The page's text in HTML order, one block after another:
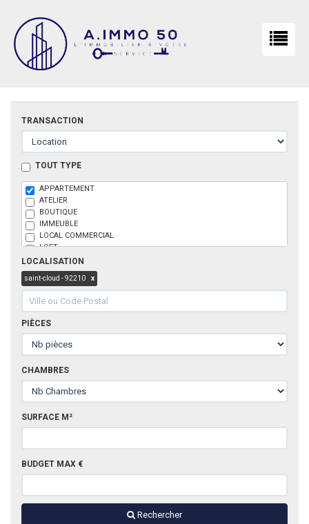
TRANSACTION
TOUT TYPE
APPARTEMENT
ATELIER
BOUTIQUE
IMMEUBLE
LOCAL COMMERCIAL
LOFT
MAISON
PARKING
BOX
TERRAIN
BUREAU
LOCALISATION
saint-cloud - 92210 x
PIÈCES
CHAMBRES
SURFACE M²
BUDGET MAX €
Rechercher